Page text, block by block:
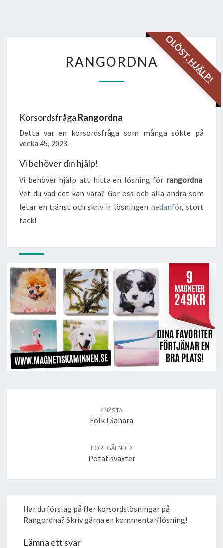
OLÖST,
HJÄLP!
RANGORDNA
RANGORDNA
Korsordsfråga Rangordna
Detta var en korsordsfråga som många sökte på
vecka 45, 2023.
Vi behöver din hjälp!
Vi behöver hjälp att hitta en lösning för rangordna.
Vet du vad det kan vara? Gör oss och alla andra som
letar en tjänst och skriv in lösningen nedanför, stort
tack!
NÄSTA
Folk I Sahara
FÖREGÅENDE
Potatisväxter
Har du förslag på fler korsordslösningar på
Rangordna? Skriv gärna en kommentar/lösning!
Lämna ett svar